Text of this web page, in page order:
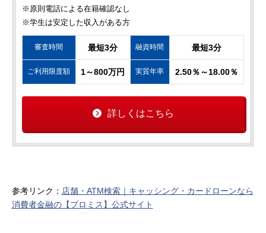
※原則電話による在籍確認なし
※学生は安定した収入がある方
審査時間 最短3分 融資時間 最短3分
ご利用限度額 1～800万円 実質年率 2.50％～18.00％
詳しくはこちら
参考リンク： 店舗・ATM検索｜キャッシング・カードローンなら
消費者金融の【プロミス】公式サイト